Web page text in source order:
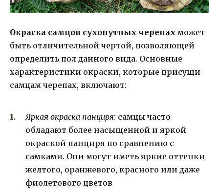
Окраска самцов сухопутных черепах может
быть отличительной чертой, позволяющей
определить пол данного вида. Основные
характеристики окраски, которые присущи
самцам черепах, включают:
Яркая окраска панциря: самцы часто
обладают более насыщенной и яркой
окраской панциря по сравнению с
самками. Они могут иметь яркие оттенки
желтого, оранжевого, красного или даже
фиолетового цветов